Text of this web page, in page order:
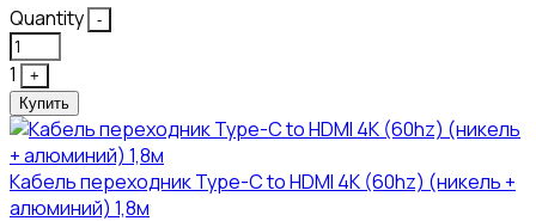
Quantity
-
1
+
Купить
Кабель переходник Type-C to HDMI 4K (60hz) (никель +
алюминий) 1,8м